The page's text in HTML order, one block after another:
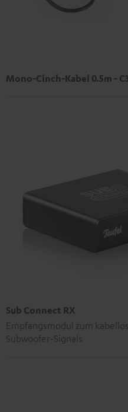
Mono-Cinch-Kabel 0.5m -
Sub Connect RX
Empfangsmodul zum
Subwoofer-Signals